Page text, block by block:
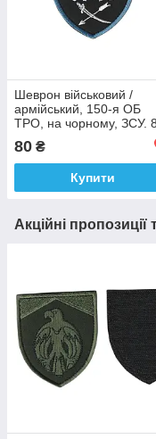
Шеврон військовий /
армійський, 150-я ОБ
ТРО, на чорному, ЗСУ. 8
80 ₴
Купити
Акційні пропозиції